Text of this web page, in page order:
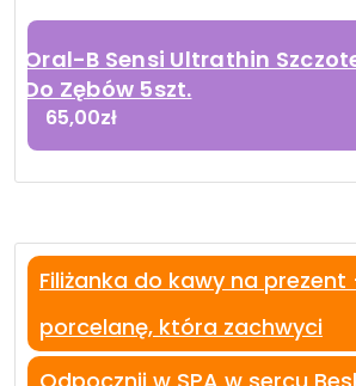
Oral-B Sensi Ultrathin
Do Zębów 5szt.
65,00zł
Filiżanka do kawy na
porcelanę, która zachwyci